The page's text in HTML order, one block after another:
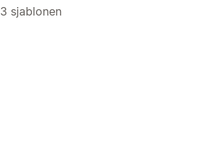
3 sjablonen